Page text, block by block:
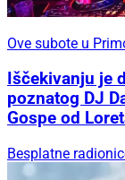
Ove subote u
Iščekivanju je
poznatog DJ
Gospe od
Besplatne